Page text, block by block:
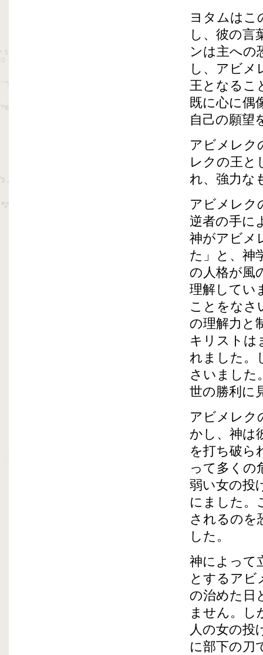
ヨタムはこ
し、彼の言
ンは主への
し、アビメ
王となるこ
既に心に偶
自己の願望
アビメレク
レクの王と
れ、強力な
アビメレク
逆者の手に
神がアビメ
た」と、神
の人格が風
理解してい
ことをなさ
の理解力と
キリストは
れました。
さいました
世の勝利に
アビメレク
かし、神は
を打ち破ら
って多くの
弱い女の投
にました。
されるのを
した。
神によって
とするアビ
の治めた日
ません。し
人の女の投
に部下の刀